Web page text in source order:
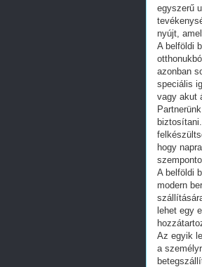
egyszerű
nyújt,
A belföldi
azonban
speciális
vagy akut
hogy
A belföldi
modern
lehet egy
Az egyik
a